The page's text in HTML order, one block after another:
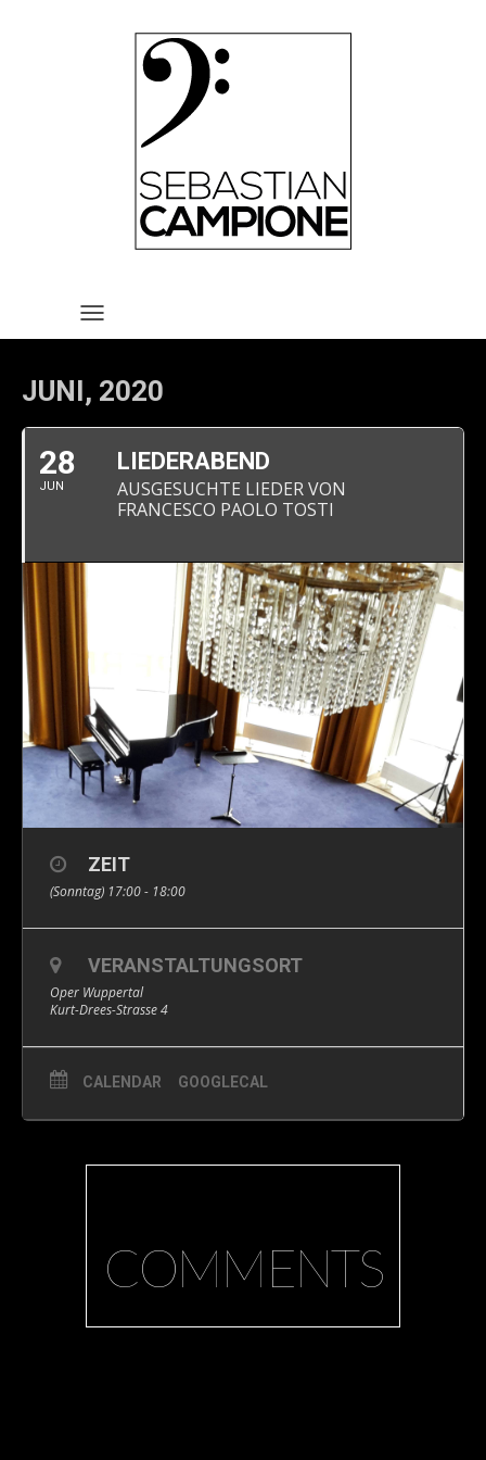
TOGGLE NAVIGATION
IMPRESSUM UND
DATENSCHUTZERKLÄRUNG
JUNI, 2020
28
JUN
LIEDERABEND
AUSGESUCHTE LIEDER VON
FRANCESCO PAOLO TOSTI
ZEIT
(Sonntag) 17:00 - 18:00
VERANSTALTUNGSORT
Oper Wuppertal
Kurt-Drees-Strasse 4
CALENDAR GOOGLECAL
COMMENTS